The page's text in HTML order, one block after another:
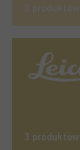
3 produktów